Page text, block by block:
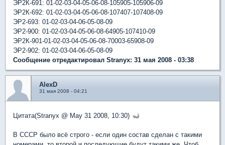
ЭР2К-691: 01-02-03-04-05-06-08-105905-105906-09
ЭР2К-692: 01-02-03-04-05-06-08-107407-107408-09
ЭР2-693: 01-02-03-04-06-05-08-09
ЭР2-900: 01-02-03-04-05-06-08-64905-107410-09
ЭР2К-901-01-02-03-04-05-06-08-70003-65908-09
ЭР2-902: 01-02-03-04-06-05-08-09
Сообщение отредактировал Stranyx: 31 мая 2008 - 03:38
AlexD
31 мая 2008 - 04:21
Цитата(Stranyx @ May 31 2008, 10:30)
В СССР было всё строго - если один состав сделан с такими